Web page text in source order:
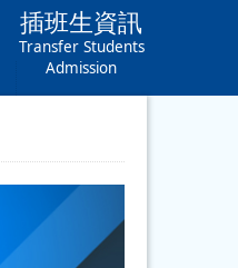
插班生資訊
Transfer Students
Admission